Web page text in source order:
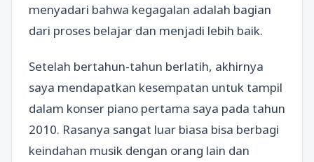
menyadari bahwa kegagalan adalah bagian
dari proses belajar dan menjadi lebih baik.
Setelah bertahun-tahun berlatih, akhirnya
saya mendapatkan kesempatan untuk tampil
dalam konser piano pertama saya pada tahun
2010. Rasanya sangat luar biasa bisa berbagi
keindahan musik dengan orang lain dan